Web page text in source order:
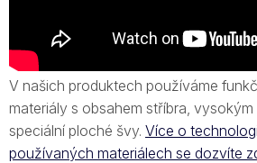
V našich produktech používáme
materiály s obsahem stříbra,
speciální ploché švy. Více o
používaných materiálech se dozvíte